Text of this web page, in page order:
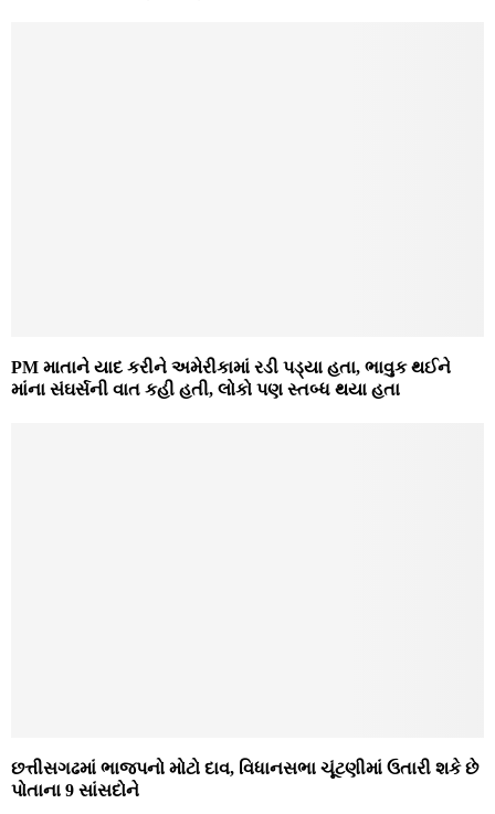
PM માતાને યાદ કરીને અમેરીકામાં રડી પડ્યા હતા, ભાવુક થઈને
માંના સંઘર્સની વાત કહી હતી, લોકો પણ સ્તબ્ધ થયા હતા
છત્તીસગઢમાં ભાજપનો મોટો દાવ, વિધાનસભા ચૂંટણીમાં ઉતારી શકે છે
પોતાના 9 સાંસદોને